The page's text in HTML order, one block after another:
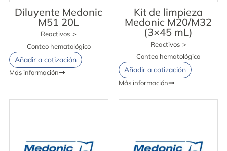
Diluyente Medonic
M51 20L
Reactivos >
Conteo hematológico
Añadir a cotización
Más información
Kit de limpieza
Medonic M20/M32
(3×45 mL)
Reactivos >
Conteo hematológico
Añadir a cotización
Más información